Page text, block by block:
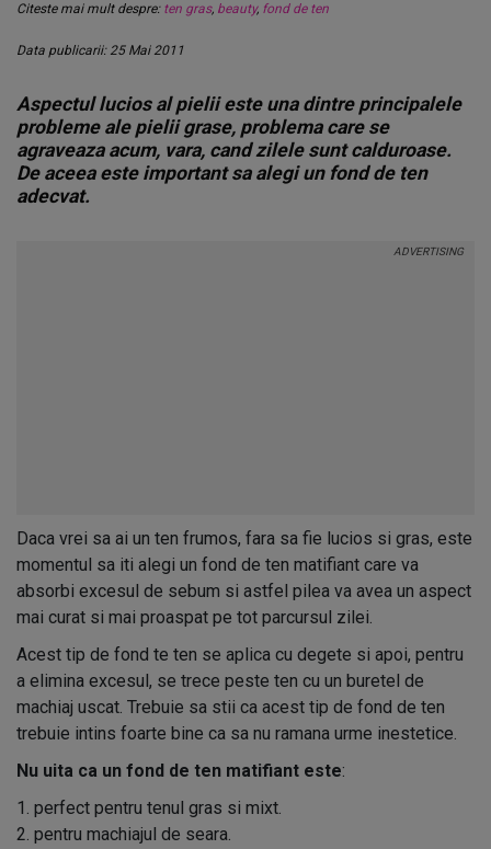
Citeste mai mult despre: ten gras, beauty, fond de ten
Data publicarii: 25 Mai 2011
Aspectul lucios al pielii este una dintre principalele
probleme ale pielii grase, problema care se
agraveaza acum, vara, cand zilele sunt calduroase.
De aceea este important sa alegi un fond de ten
adecvat.
Daca vrei sa ai un ten frumos, fara sa fie lucios si gras, este
momentul sa iti alegi un fond de ten matifiant care va
absorbi excesul de sebum si astfel pilea va avea un aspect
mai curat si mai proaspat pe tot parcursul zilei.
Acest tip de fond te ten se aplica cu degete si apoi, pentru
a elimina excesul, se trece peste ten cu un buretel de
machiaj uscat. Trebuie sa stii ca acest tip de fond de ten
trebuie intins foarte bine ca sa nu ramana urme inestetice.
Nu uita ca un fond de ten matifiant este:
1. perfect pentru tenul gras si mixt.
2. pentru machiajul de seara.